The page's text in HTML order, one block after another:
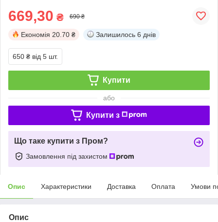
669,30 ₴ 690 ₴
Економія 20.70 ₴ Залишилось 6 днів
650 ₴ від 5 шт.
Купити
або
Купити з
Що таке купити з Пром?
Замовлення під захистом
Опис Характеристики Доставка Оплата Умови
Опис